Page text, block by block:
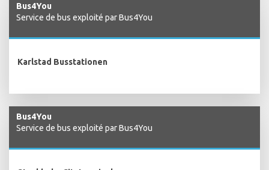
Bus4You
Service de bus exploité par Bus4You
Karlstad Busstationen
Bus4You
Service de bus exploité par Bus4You